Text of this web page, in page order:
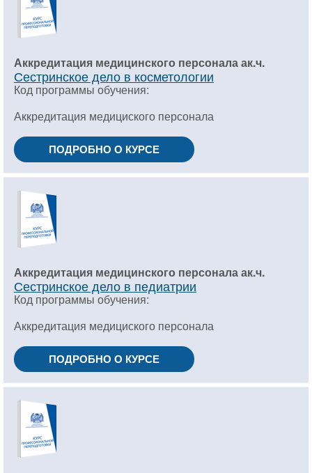
Аккредитация медицинского персонала ак.ч.
Сестринское дело в косметологии
Код программы обучения:
Аккредитация медициского персонала
ПОДРОБНО О КУРСЕ
Аккредитация медицинского персонала ак.ч.
Сестринское дело в педиатрии
Код программы обучения:
Аккредитация медициского персонала
ПОДРОБНО О КУРСЕ